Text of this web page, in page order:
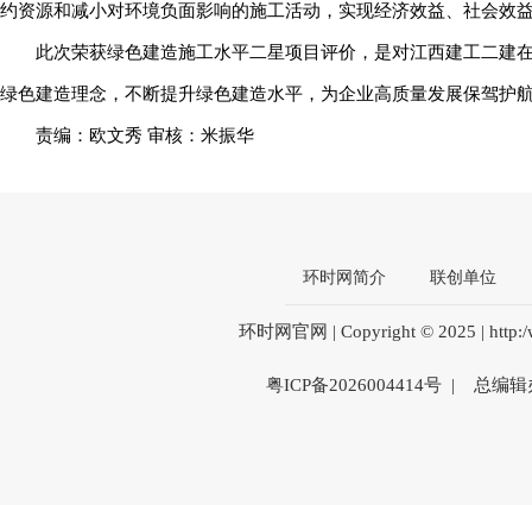
约资源和减小对环境负面影响的施工活动，实现经济效益、社会效
此次荣获绿色建造施工水平二星项目评价，是对江西建工二建
绿色建造理念，不断提升绿色建造水平，为企业高质量发展保驾护
责编：欧文秀 审核：米振华
环时网简介 联创单位
环时网官网 | Copyright © 2025 |
粤ICP备2026004414号 | 总编辑